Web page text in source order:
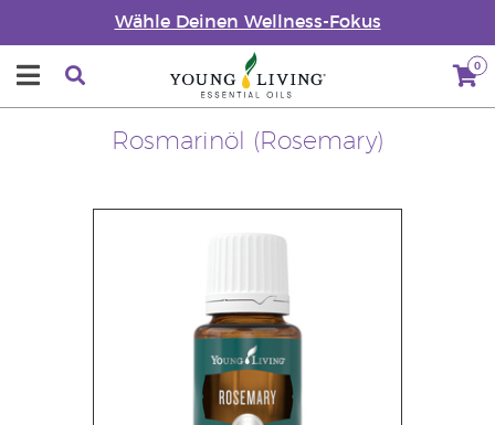
Wähle Deinen Wellness-Fokus
0
Rosmarinöl (Rosemary)